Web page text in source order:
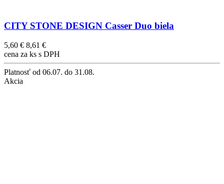
CITY STONE DESIGN Casser Duo biela
5,60 € 8,61 €
cena za ks s DPH
Platnosť od 06.07. do 31.08.
Akcia